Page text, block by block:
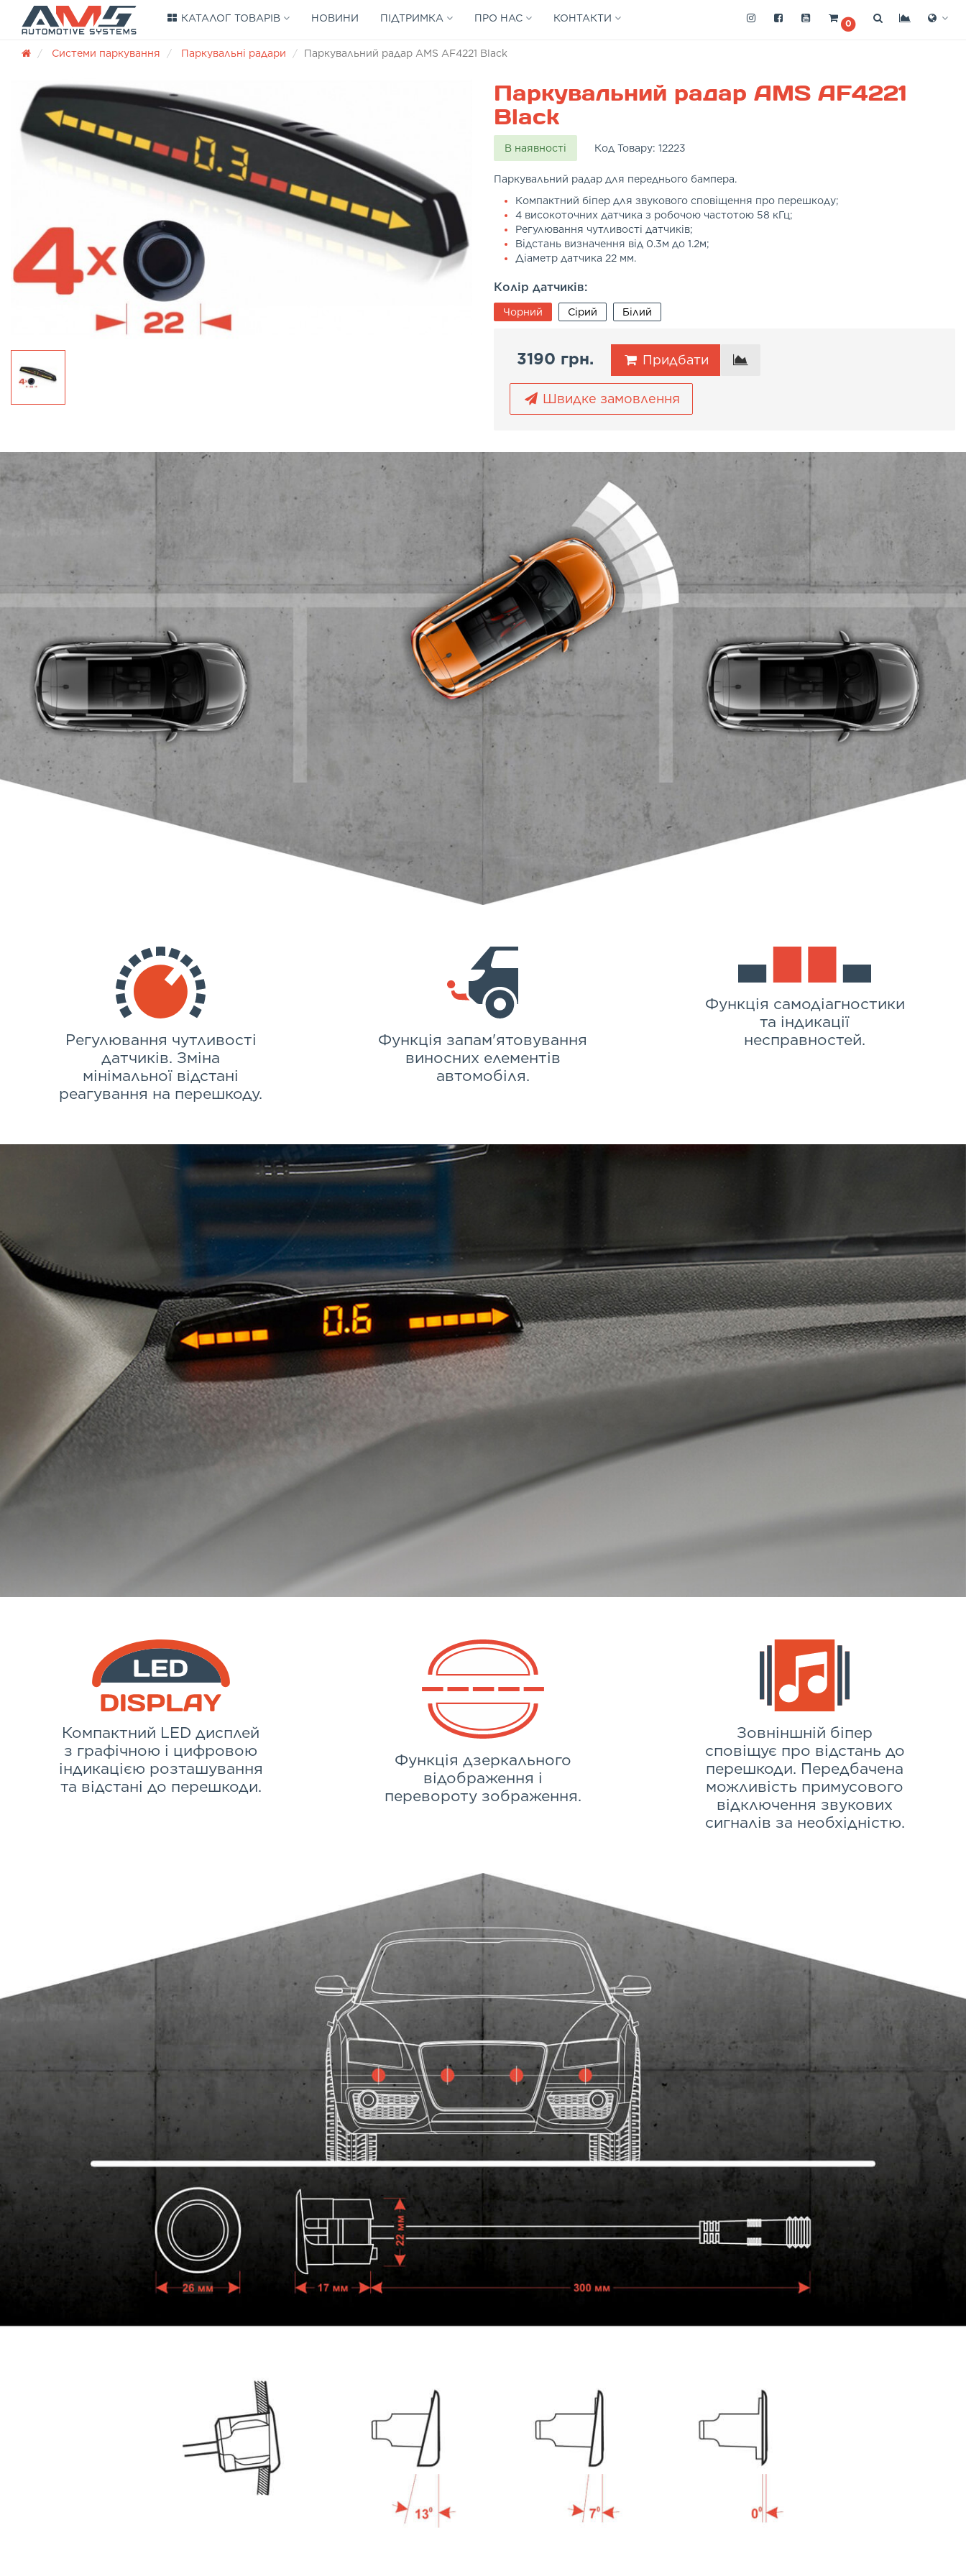
КАТАЛОГ ТОВАРІВ НОВИНИ ПІДТРИМКА ПРО НАС КОНТАКТИ 0
Системи паркування Паркувальні радари Паркувальний радар AMS AF4221 Black
Паркувальний радар AMS AF4221
Black
В наявності Код Товару: 12223
Паркувальний радар для переднього бампера.
Компактний біпер для звукового сповіщення про перешкоду;
4 високоточних датчика з робочою частотою 58 кГц;
Регулювання чутливості датчиків;
Відстань визначення від 0.3м до 1.2м;
Діаметр датчика 22 мм.
Колір датчиків:
Чорний Сірий Білий
3190 грн. Придбати
Швидке замовлення
Регулювання чутливості
датчиків. Зміна
мінімальної відстані
реагування на перешкоду.
Функція запам'ятовування
виносних елементів
автомобіля.
Функція самодіагностики
та індикації
несправностей.
Компактний LED дисплей
з графічною і цифровою
індикацією розташування
та відстані до перешкоди.
Функція дзеркального
відображення і
перевороту зображення.
Зовніншній біпер
сповіщує про відстань до
перешкоди. Передбачена
можливість примусового
відключення звукових
сигналів за необхідністю.